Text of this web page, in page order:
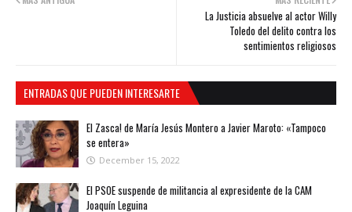
La Justicia absuelve al actor Willy
Toledo del delito contra los
sentimientos religiosos
ENTRADAS QUE PUEDEN INTERESARTE
El Zasca! de María Jesús Montero a Javier Maroto: «Tampoco
se entera»
December 15, 2022
El PSOE suspende de militancia al expresidente de la CAM
Joaquín Leguina